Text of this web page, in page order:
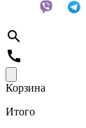
search
call
Корзина
Итого